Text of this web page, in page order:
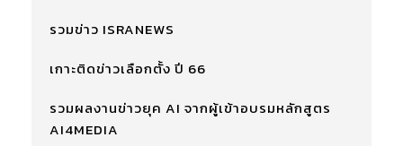
รวมข่าว ISRANEWS
เกาะติดข่าวเลือกตั้ง ปี 66
รวมผลงานข่าวยุค AI จากผู้เข้าอบรมหลักสูตร
AI4MEDIA